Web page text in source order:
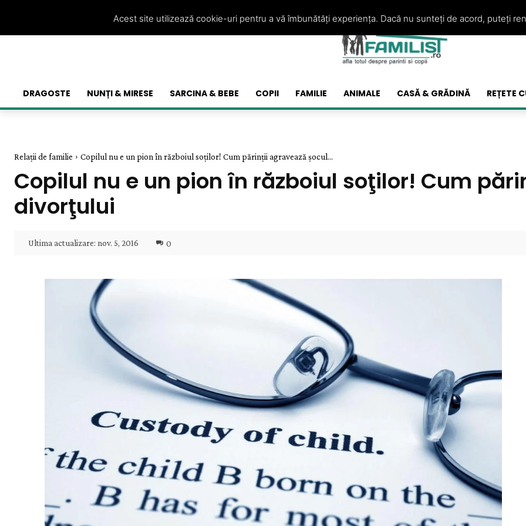
DRAGOSTE NUNȚI & MIRESE SARCINA & BEBE COPII FAMILIE ANIMALE CASĂ & GRĂDINĂ REȚETE
Relații de familie Copilul nu e un pion în războiul soţilor! Cum părinţii agravează şocul...
Copilul nu e un pion în războiul soţilor! Cum
divorţului
Ultima actualizare: nov. 5, 2016 0
Acest site utilizează cookie-uri pentru a vă îmbunătăți experiența. Dacă nu sunteți de acord, puteți